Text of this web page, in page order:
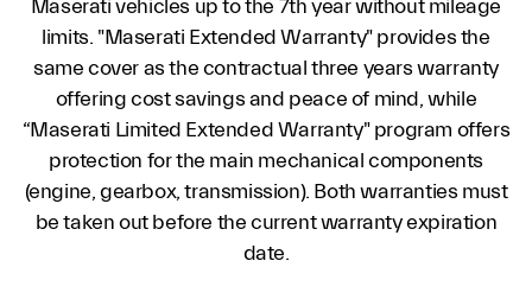
Maserati vehicles up to the 7th year without mileage
limits. "Maserati Extended Warranty" provides the
same cover as the contractual three years warranty
offering cost savings and peace of mind, while
“Maserati Limited Extended Warranty" program offers
protection for the main mechanical components
(engine, gearbox, transmission). Both warranties must
be taken out before the current warranty expiration
date.